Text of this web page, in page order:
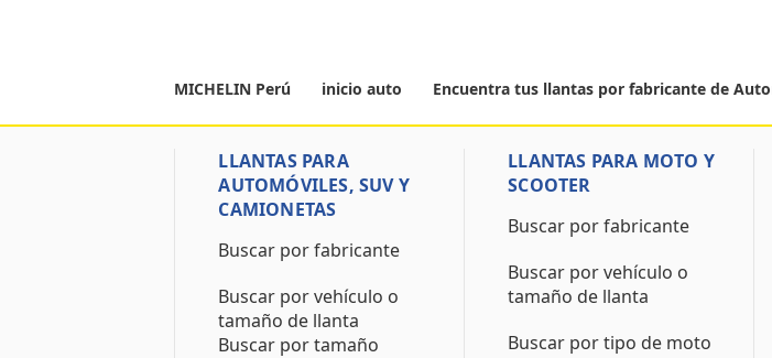
MICHELIN Perú inicio auto Encuentra tus llantas por fabricante de
LLANTAS PARA
AUTOMÓVILES, SUV Y
CAMIONETAS
Buscar por fabricante
Buscar por vehículo o
tamaño de llanta
Buscar por tamaño
LLANTAS PARA MOTO Y
SCOOTER
Buscar por fabricante
Buscar por vehículo o
tamaño de llanta
Buscar por tipo de moto